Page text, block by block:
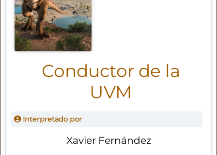
Conductor de la
UVM
Interpretado por
Xavier Fernández